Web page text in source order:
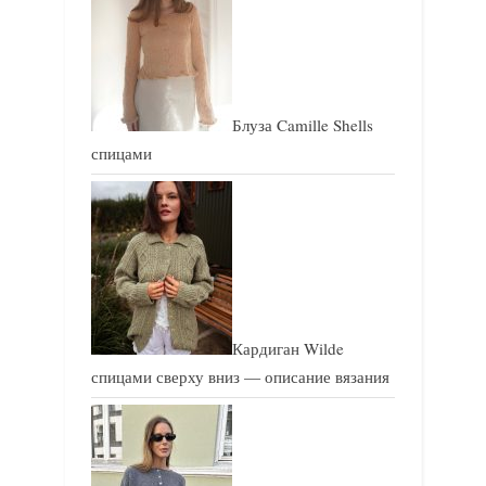
п
и
с
ь
:
Блуза Camille Shells
спицами
Кардиган Wilde
спицами сверху вниз — описание вязания